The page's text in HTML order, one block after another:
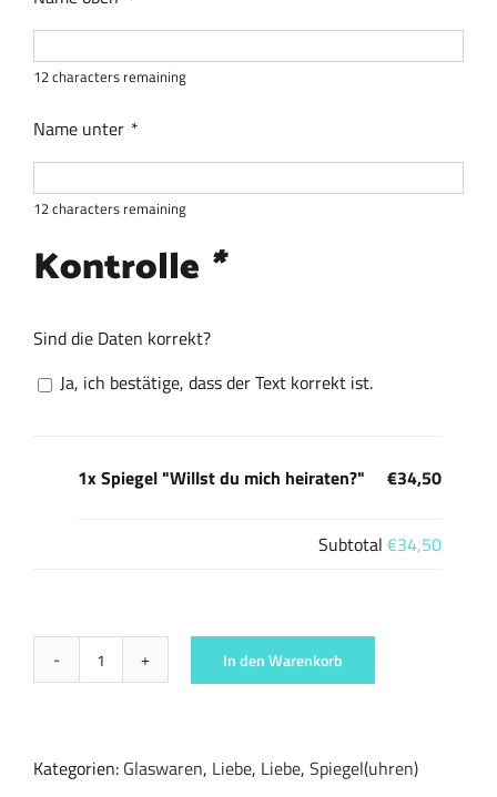
12characters remaining
Name unter *
12characters remaining
Kontrolle *
Sind die Daten korrekt?
Ja, ich bestätige, dass der Text korrekt ist.
1x Spiegel "Willst du mich heiraten?" €34,50
Subtotal €34,50
Spiegel
heiraten?"
In den Warenkorb
Kategorien: Glaswaren, Liebe, Liebe, Spiegel(uhren)